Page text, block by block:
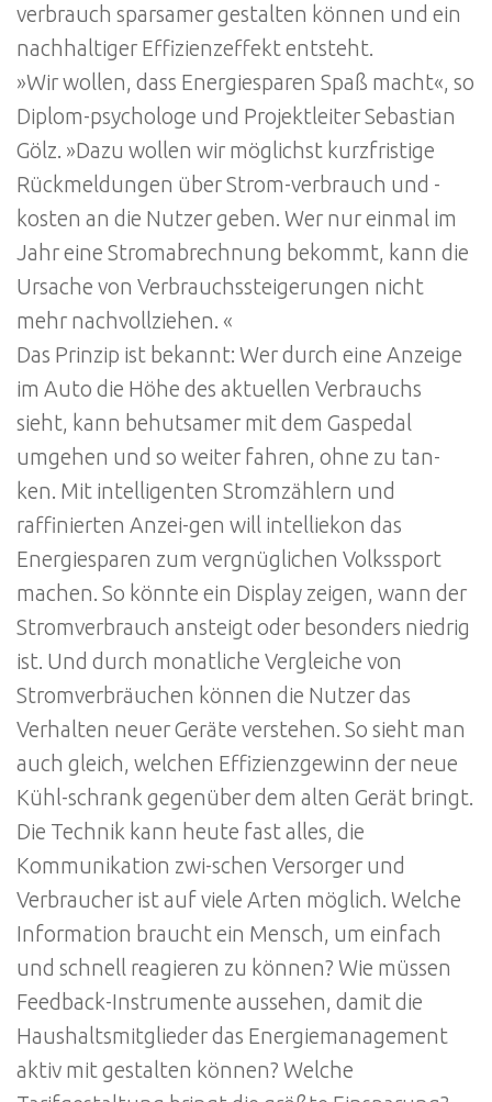
verbrauch sparsamer gestalten können und ein
nachhaltiger Effizienzeffekt entsteht.
»Wir wollen, dass Energiesparen Spaß macht«, so
Diplom-psychologe und Projektleiter Sebastian
Gölz. »Dazu wollen wir möglichst kurzfristige
Rückmeldungen über Strom-verbrauch und -
kosten an die Nutzer geben. Wer nur einmal im
Jahr eine Stromabrechnung bekommt, kann die
Ursache von Verbrauchssteigerungen nicht
mehr nachvollziehen. «
Das Prinzip ist bekannt: Wer durch eine Anzeige
im Auto die Höhe des aktuellen Verbrauchs
sieht, kann behutsamer mit dem Gaspedal
umgehen und so weiter fahren, ohne zu tan-
ken. Mit intelligenten Stromzählern und
raffinierten Anzei-gen will intelliekon das
Energiesparen zum vergnüglichen Volkssport
machen. So könnte ein Display zeigen, wann der
Stromverbrauch ansteigt oder besonders niedrig
ist. Und durch monatliche Vergleiche von
Stromverbräuchen können die Nutzer das
Verhalten neuer Geräte verstehen. So sieht man
auch gleich, welchen Effizienzgewinn der neue
Kühl-schrank gegenüber dem alten Gerät bringt.
Die Technik kann heute fast alles, die
Kommunikation zwi-schen Versorger und
Verbraucher ist auf viele Arten möglich. Welche
Information braucht ein Mensch, um einfach
und schnell reagieren zu können? Wie müssen
Feedback-Instrumente aussehen, damit die
Haushaltsmitglieder das Energiemanagement
aktiv mit gestalten können? Welche